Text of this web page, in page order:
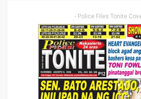
- Police Files Tonite